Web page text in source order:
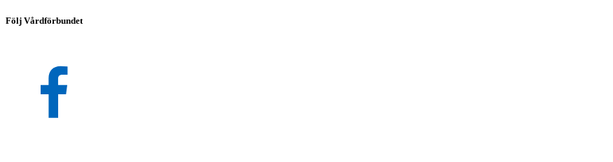
Följ Vårdförbundet